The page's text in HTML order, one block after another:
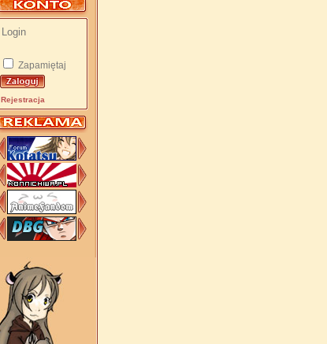
Zapamiętaj
Rejestracja